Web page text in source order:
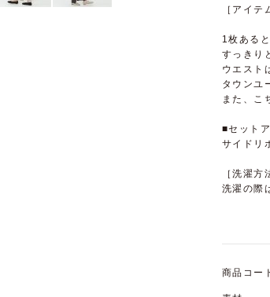
［アイテ
1枚ある
すっきり
ウエスト
タウンユ
また、こ
■セット
サイドリ
［洗濯方
洗濯の際
商品コー